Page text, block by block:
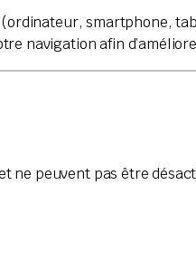
smartphone,
navigation afin
ne peuvent pas être